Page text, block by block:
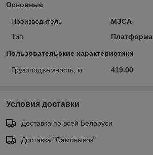
Основные
Производитель
МЗСА
Тип
Платформа
Пользовательские характеристики
Грузоподъемность, кг 419.00
Условия доставки
Доставка по всей Беларуси
Доставка "Самовывоз"